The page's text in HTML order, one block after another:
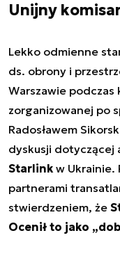
Unijny
Lekko odmienne
ds. obrony i
Warszawie
zorganizowanej po
Radosławem
dyskusji dotyczącej
Starlink w Ukrainie.
partnerami
stwierdzeniem, że
Ocenił to jako